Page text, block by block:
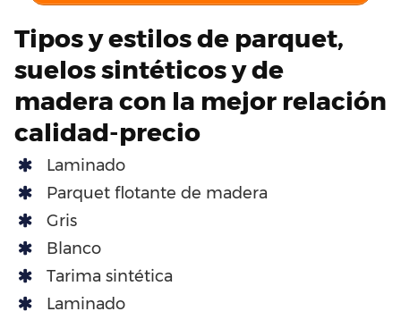
Tipos y estilos de parquet,
suelos sintéticos y de
madera con la mejor relación
calidad-precio
Laminado
Parquet flotante de madera
Gris
Blanco
Tarima sintética
Laminado